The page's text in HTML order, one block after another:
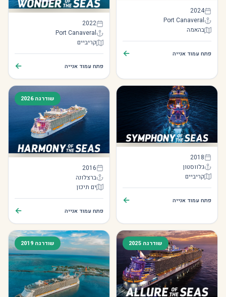
Utopia of the Seas
2024
Port Canaveral
בהאמה
פתח עמוד אנייה ←
Wonder of the Seas
2022
Port Canaveral
קריביים
פתח עמוד אנייה ←
Symphony of the Seas
2018
גלווסטון
קריביים
פתח עמוד אנייה ←
שודרגה 2026
Harmony of the Seas
2016
ברצלונה
ים תיכון
פתח עמוד אנייה ←
שודרגה 2025 שודרגה 2019